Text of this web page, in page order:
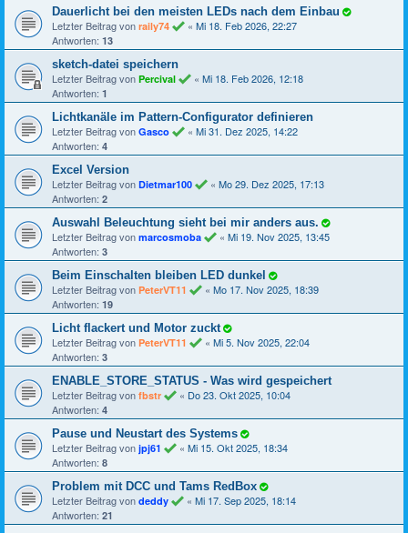
Dauerlicht bei den meisten LEDs nach dem Einbau
Letzter Beitrag von raily74 « Mi 18. Feb 2026, 22:27
Antworten: 13
sketch-datei speichern
Letzter Beitrag von Percival « Mi 18. Feb 2026, 12:18
Antworten: 1
Lichtkanäle im Pattern-Configurator definieren
Letzter Beitrag von Gasco « Mi 31. Dez 2025, 14:22
Antworten: 4
Excel Version
Letzter Beitrag von Dietmar100 « Mo 29. Dez 2025, 17:13
Antworten: 2
Auswahl Beleuchtung sieht bei mir anders aus.
Letzter Beitrag von marcosmoba « Mi 19. Nov 2025, 13:45
Antworten: 3
Beim Einschalten bleiben LED dunkel
Letzter Beitrag von PeterVT11 « Mo 17. Nov 2025, 18:39
Antworten: 19
Licht flackert und Motor zuckt
Letzter Beitrag von PeterVT11 « Mi 5. Nov 2025, 22:04
Antworten: 3
ENABLE_STORE_STATUS - Was wird gespeichert
Letzter Beitrag von fbstr « Do 23. Okt 2025, 10:04
Antworten: 4
Pause und Neustart des Systems
Letzter Beitrag von jpj61 « Mi 15. Okt 2025, 18:34
Antworten: 8
Problem mit DCC und Tams RedBox
Letzter Beitrag von deddy « Mi 17. Sep 2025, 18:14
Antworten: 21